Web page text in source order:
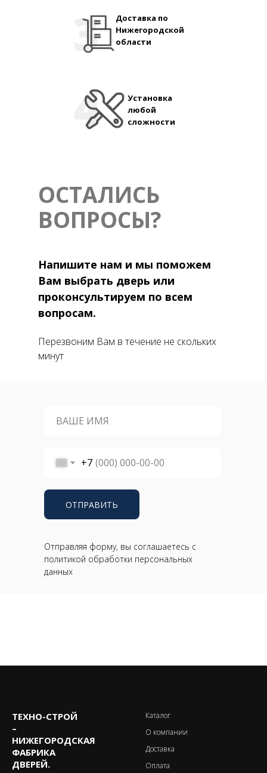
Доставка по
Нижегородской
области
Установка
любой
сложности
+7
ОТПРАВИТЬ
ОСТАЛИСЬ
ВОПРОСЫ?
Напишите нам и мы поможем
Вам выбрать дверь или
проконсультируем по всем
вопросам.
Перезвоним Вам в течение не скольких
минут
Отправляя форму, вы соглашаетесь с
политикой обработки персональных
данных
ТЕХНО-CТРОЙ
–
НИЖЕГОРОДСКАЯ
ФАБРИКА
ДВЕРЕЙ.
Каталог
О компании
Доставка
Оплата